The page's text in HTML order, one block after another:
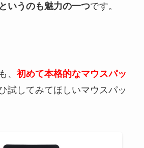
いうのも魅力の一つです。
、 初めて本格的なマウスパッ
試してみてほしいマウスパッ